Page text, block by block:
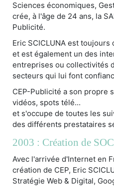
Sciences économiques,
crée, à l'âge de 24 ans, la
Publicité.
Eric SCICLUNA est
et est également un des
entreprises ou collectivités
secteurs qui lui font
CEP-Publicité a son propre
vidéos, spots télé...
et s'occupe de toutes les
des différents prestataires
2003 : Création de
Avec l'arrivée d'Internet en
création de CEP, Eric
Stratégie Web & Digital,